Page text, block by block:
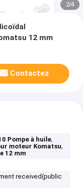
2/4
12 mm
Contactez
Pompe à huile,
moteur Komatsu,
12 mm
received(public